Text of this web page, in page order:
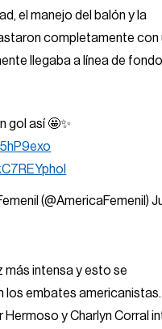
el manejo del balón y la
completamente con
llegaba a línea de
gol así 🤩✨
(@AmericaFemenil)
más intensa y esto se
los embates
Hermoso y Charlyn Corral